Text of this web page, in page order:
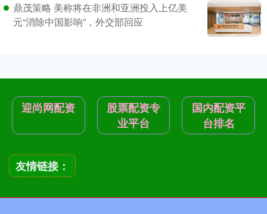
鼎茂策略 美称将在非洲和亚洲投入上亿美
元“消除中国影响”，外交部回应
迎尚网配资
股票配资专
业平台
国内配资平
台排名
友情链接：